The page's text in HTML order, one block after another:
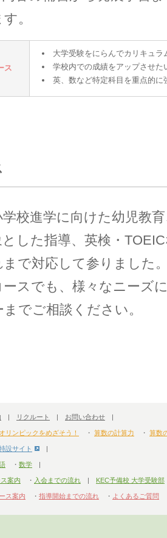
。
ス
大学受験をにらんでカリキュラ
学校内での成績をアップさせた
英、数など特定科目を重点的に
校進学に向けた幼児教
した指導、英検・
で対応して参りました
スでも、様々なニーズ
でご相談ください。
| リクルート | お問い合わせ |
リンピックをめざそう！ ・ 算数の計算力 ・ 算数
設サイト |
・ 数学 |
案内 ・ 入会までの流れ | KEC予備校 大学受験部
ス案内 ・ 指導開始までの流れ ・ よくあるご質問